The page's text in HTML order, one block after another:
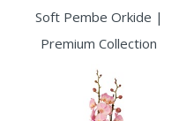
Soft Pembe Orkide |
Premium Collection